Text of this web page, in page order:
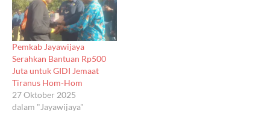
Pemkab Jayawijaya
Serahkan Bantuan Rp500
Juta untuk GIDI Jemaat
Tiranus Hom-Hom
27 Oktober 2025
dalam "Jayawijaya"